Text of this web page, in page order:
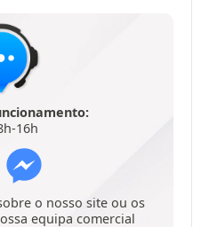
16h
o nosso site ou os
equipa comercial